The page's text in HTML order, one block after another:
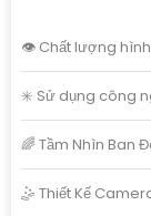
👁 Chất lượng hình
✳️ Sử dụng công
🌈 Tầm Nhìn Ban
🤹 Thiết Kế